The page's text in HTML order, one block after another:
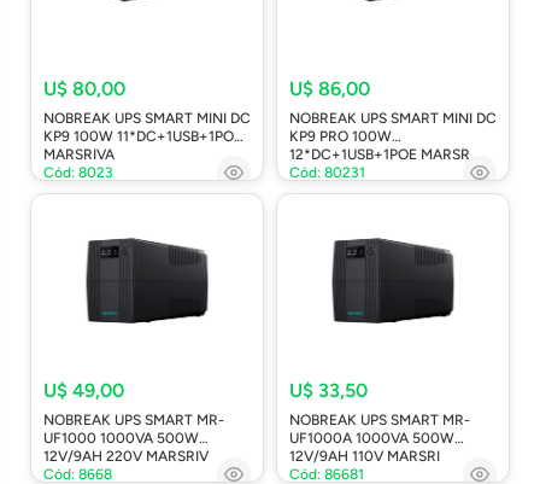
U$ 80,00
NOBREAK UPS SMART MINI DC
KP9 100W 11*DC+1USB+1POE
MARSRIVA
Cód: 8023
U$ 86,00
NOBREAK UPS SMART MINI DC
KP9 PRO 100W
12*DC+1USB+1POE MARSR
Cód: 80231
U$ 49,00
NOBREAK UPS SMART MR-
UF1000 1000VA 500W
12V/9AH 220V MARSRIV
Cód: 8668
U$ 33,50
NOBREAK UPS SMART MR-
UF1000A 1000VA 500W
12V/9AH 110V MARSRI
Cód: 86681